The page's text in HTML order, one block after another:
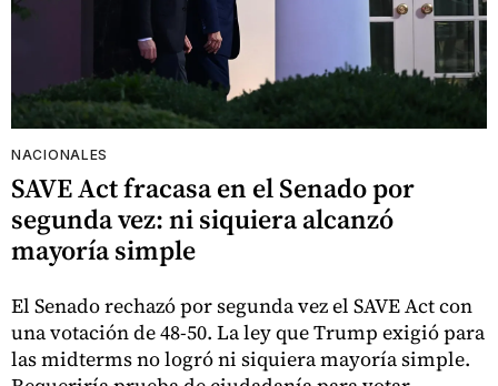
NACIONALES
SAVE Act fracasa en el Senado por
segunda vez: ni siquiera alcanzó
mayoría simple
El Senado rechazó por segunda vez el SAVE Act con
una votación de 48-50. La ley que Trump exigió para
las midterms no logró ni siquiera mayoría simple.